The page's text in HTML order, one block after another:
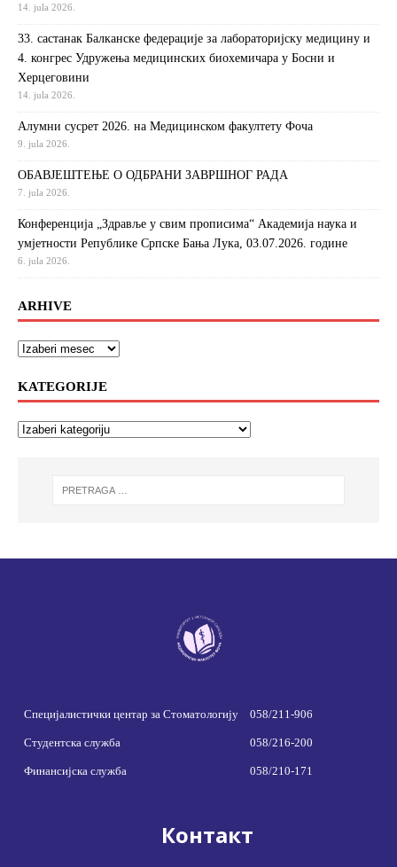
14. jula 2026.
33. састанак Балканске федерације за лабораторијску медицину и
4. конгрес Удружења медицинских биохемичара у Босни и
Херцеговини
14. jula 2026.
Алумни сусрет 2026. на Медицинском факултету Фоча
9. jula 2026.
ОБАВЈЕШТЕЊЕ О ОДБРАНИ ЗАВРШНОГ РАДА
7. jula 2026.
Конференција „Здравље у свим прописима“ Академија наука и
умјетности Републике Српске Бања Лука, 03.07.2026. године
6. jula 2026.
ARHIVE
KATEGORIJE
Специјалистички центар за Стоматологију 058/211-906
Студентска служба 058/216-200
Финансијска служба 058/210-171
Контакт